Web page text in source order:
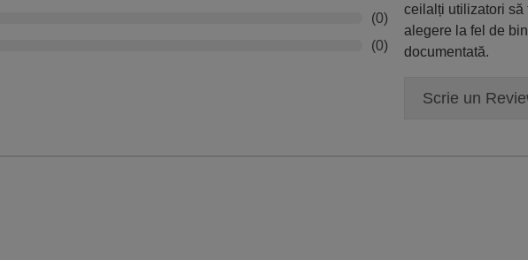
(0)
(0)
ceilalți utilizatori să
alegere la fel de
documentată.
Scrie un